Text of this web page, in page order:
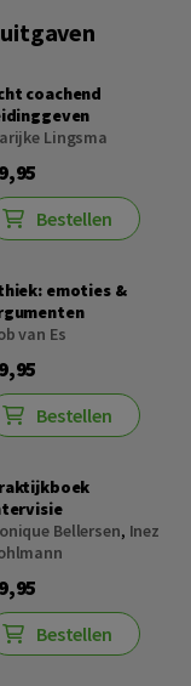
coachend
Lingsma
Bestellen
emoties &
van Es
Bestellen
Bellersen, Inez
Bestellen